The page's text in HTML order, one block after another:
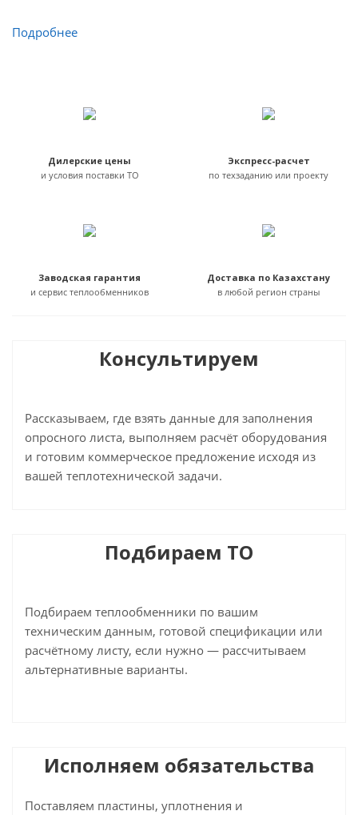
Подробнее
Дилерские цены
и условия поставки ТО
Экспресс-расчет
по техзаданию или проекту
Заводская гарантия
и сервис теплообменников
Доставка по Казахстану
в любой регион страны
Консультируем
Рассказываем, где взять данные для заполнения
опросного листа, выполняем расчёт оборудования
и готовим коммерческое предложение исходя из
вашей теплотехнической задачи.
Подбираем ТО
Подбираем теплообменники по вашим
техническим данным, готовой спецификации или
расчётному листу, если нужно — рассчитываем
альтернативные варианты.
Исполняем обязательства
Поставляем пластины, уплотнения и